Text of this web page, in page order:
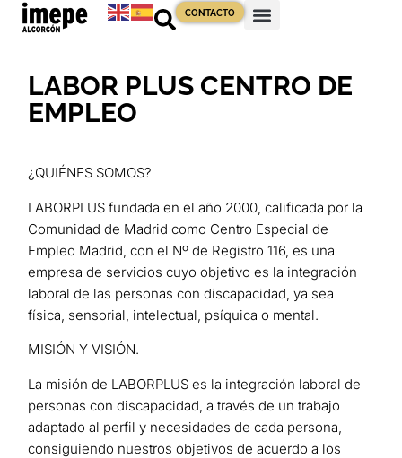
CONTACTO
LABOR PLUS CENTRO DE
EMPLEO
¿QUIÉNES SOMOS?
LABORPLUS fundada en el año 2000, calificada por la
Comunidad de Madrid como Centro Especial de
Empleo Madrid, con el Nº de Registro 116, es una
empresa de servicios cuyo objetivo es la integración
laboral de las personas con discapacidad, ya sea
física, sensorial, intelectual, psíquica o mental.
MISIÓN Y VISIÓN.
La misión de LABORPLUS es la integración laboral de
personas con discapacidad, a través de un trabajo
adaptado al perfil y necesidades de cada persona,
consiguiendo nuestros objetivos de acuerdo a los